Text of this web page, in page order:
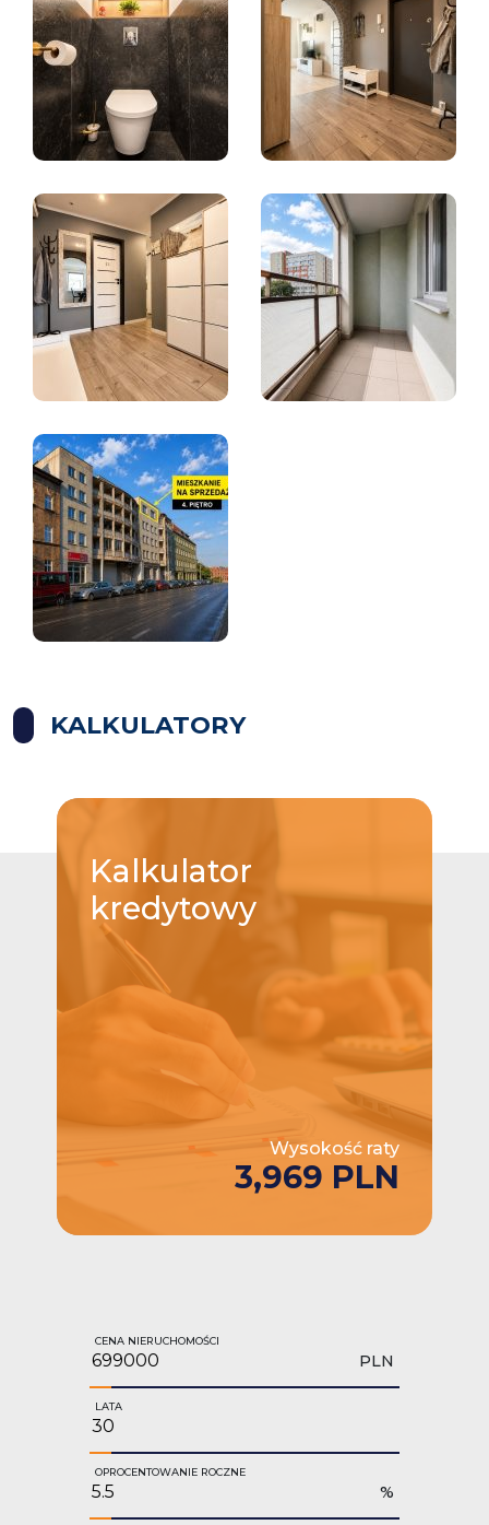
KALKULATORY
Kalkulator
kredytowy
Wysokość raty
3,969 PLN
CENA NIERUCHOMOŚCI
PLN
LATA
OPROCENTOWANIE ROCZNE
%